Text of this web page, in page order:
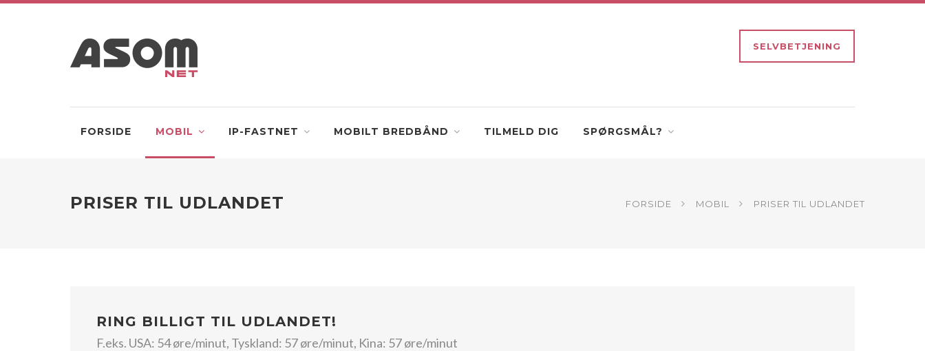
SELVBETJENING
FORSIDE MOBIL IP-FASTNET MOBILT BREDBÅND TILMELD DIG SPØRGSMÅL?
PRISER TIL UDLANDET FORSIDE MOBIL PRISER TIL UDLANDET
RING BILLIGT TIL UDLANDET!
F.eks. USA: 54 øre/minut, Tyskland: 57 øre/minut, Kina: 57 øre/minut